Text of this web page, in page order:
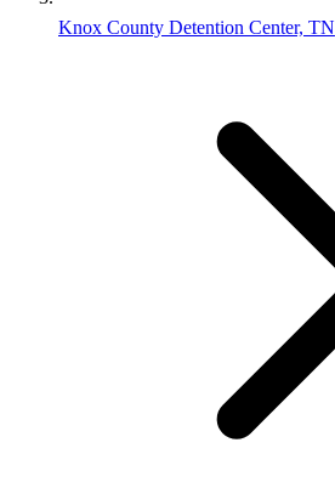
Knox County Detention Center, TN